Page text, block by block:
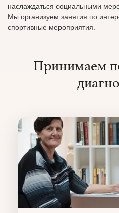
наслаждаться социальными
Мы организуем занятия по
спортивные мероприятия.
Принимаем